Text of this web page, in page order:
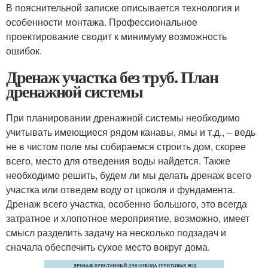
В пояснительной записке описывается технология и
особенности монтажа. Профессиональное
проектирование сводит к минимуму возможность
ошибок.
Дренаж участка без труб. План
дренажной системы
При планировании дренажной системы необходимо
учитывать имеющиеся рядом канавы, ямы и т.д., – ведь
не в чистом поле мы собираемся строить дом, скорее
всего, место для отведения воды найдется. Также
необходимо решить, будем ли мы делать дренаж всего
участка или отведем воду от цоколя и фундамента.
Дренаж всего участка, особенно большого, это всегда
затратное и хлопотное мероприятие, возможно, имеет
смысл разделить задачу на несколько подзадач и
сначала обеспечить сухое место вокруг дома.